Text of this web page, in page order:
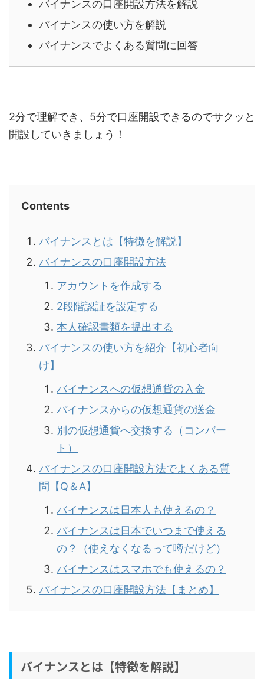
バイナンスの口座開設方法を解説
バイナンスの使い方を解説
バイナンスでよくある質問に回答
2分で理解でき、5分で口座開設できるのでサクッと
開設していきましょう！
Contents
バイナンスとは【特徴を解説】
バイナンスの口座開設方法
アカウントを作成する
2段階認証を設定する
本人確認書類を提出する
バイナンスの使い方を紹介【初心者向
け】
バイナンスへの仮想通貨の入金
バイナンスからの仮想通貨の送金
別の仮想通貨へ交換する（コンバー
ト）
バイナンスの口座開設方法でよくある質
問【Q＆A】
バイナンスは日本人も使えるの？
バイナンスは日本でいつまで使える
の？（使えなくなるって噂だけど）
バイナンスはスマホでも使えるの？
バイナンスの口座開設方法【まとめ】
バイナンスとは【特徴を解説】